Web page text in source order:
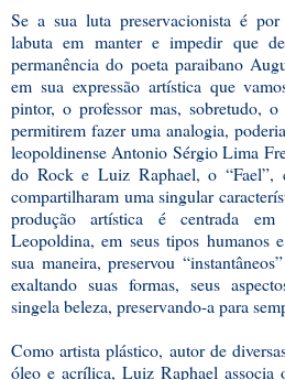
Se a sua luta preservacionista é
labuta em manter e impedir que
permanência do poeta paraibano
em sua expressão artística que
pintor, o professor mas, sobretudo,
permitirem fazer uma analogia,
leopoldinense Antonio Sérgio Lima
do Rock e Luiz Raphael, o “Fael”,
compartilharam uma singular
produção artística é centrada
Leopoldina, em seus tipos humanos
sua maneira, preservou
exaltando suas formas, seus
singela beleza, preservando-a para
Como artista plástico, autor de
óleo e acrílica, Luiz Raphael associa